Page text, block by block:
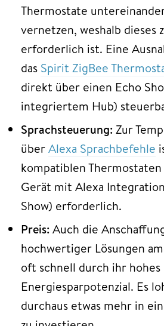
Thermostate
vernetzen, weshalb dieses
erforderlich ist. Eine
das Spirit ZigBee
direkt über einen Echo
integriertem Hub)
Sprachsteuerung: Zur
überAlexa Sprachbefehle
kompatiblen Thermostaten
Gerät mit Alexa
Show) erforderlich.
Preis: Auch die
hochwertiger Lösungen
oft schnell durch ihr hohes
Energiesparpotenzial. Es
durchaus etwas mehr in